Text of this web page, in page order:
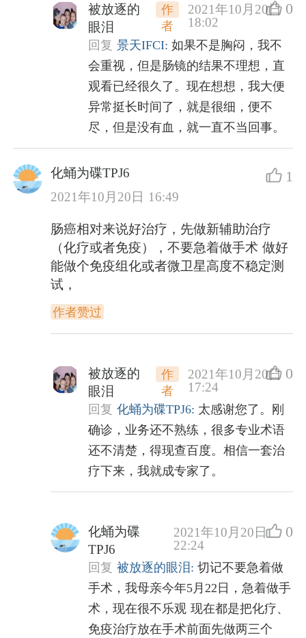
被放逐的
眼泪
作
者
2021年10月20日
18:02
0
回复 景天IFCI: 如果不是胸闷，我不
会重视，但是肠镜的结果不理想，直
观看已经很久了。现在想想，我大便
异常挺长时间了，就是很细，便不
尽，但是没有血，就一直不当回事。
化蛹为碟TPJ6
2021年10月20日 16:49
1
肠癌相对来说好治疗，先做新辅助治疗
（化疗或者免疫），不要急着做手术 做好
能做个免疫组化或者微卫星高度不稳定测
试，
作者赞过
被放逐的
眼泪
作
者
2021年10月20日
17:24
0
回复 化蛹为碟TPJ6: 太感谢您了。刚
确诊，业务还不熟练，很多专业术语
还不清楚，得现查百度。相信一套治
疗下来，我就成专家了。
化蛹为碟
TPJ6
2021年10月20日
22:24
0
回复 被放逐的眼泪: 切记不要急着做
手术，我母亲今年5月22日，急着做手
术，现在很不乐观 现在都是把化疗、
免疫治疗放在手术前面先做两三个